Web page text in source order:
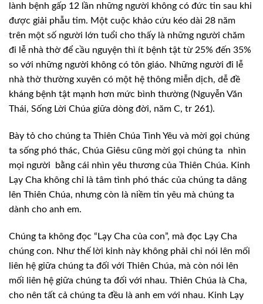
lành bệnh gấp 12 lần những người không có đức tin sau khi
được giải phẫu tim. Một cuộc khảo cứu kéo dài 28 năm
trên một số người lớn tuổi cho thấy là những người chăm
đi lễ nhà thờ để cầu nguyện thì ít bệnh tật từ 25% đến 35%
so với những người không có tôn giáo. Những người đi lễ
nhà thờ thường xuyên có một hệ thông miễn dịch, dễ đề
kháng bệnh tật mạnh hơn mức bình thường (Nguyễn Văn
Thái, Sống Lời Chúa giữa dòng đời, năm C, tr 261).
Bày tỏ cho chúng ta Thiên Chúa Tình Yêu và mời gọi chúng
ta sống phó thác, Chúa Giêsu cũng mời gọi chúng ta
nhìn
mọi người
bằng cái nhìn yêu thương của Thiên Chúa. Kinh
Lạy Cha không chỉ là tâm tình phó thác của chúng ta dâng
lên Thiên Chúa, nhưng còn là niềm tin yêu mà chúng ta
dành cho anh em.
Chúng ta không đọc “Lạy Cha của con”, mà đọc Lạy Cha
chúng con. Như thế lời kinh này không phải chỉ nói lên mối
liên hệ giữa chúng ta đối với Thiên Chúa, mà còn nói lên
mối liên hệ giữa chúng ta đối với nhau. Thiên Chúa là Cha,
cho nên tất cả chúng ta đều là anh em với nhau. Kinh Lạy